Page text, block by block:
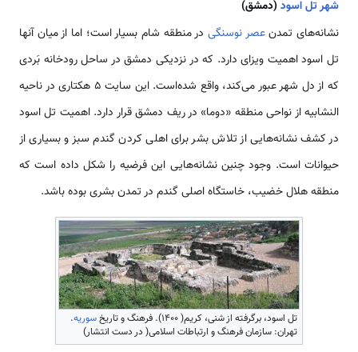
شهر تل اسود(دمشق)
نشانه‌های تمدنعصر نوسنگی در منطقه شام بسیار است؛ اما از میان آنها
تل اسود اهمیت ویز­ای دارد. که در نزدیکی دمشق در ساحل رودخانه بَردی
که از دل شهر عبور می‌کند، واقع شده‌است. این سایت 5 هکتاری در ناحیه
النشابیه از نواحی منطقه «دوما» در ریف دمشق قرار دارد. اهمیت تل اسود
در کشف نشانه‌هایی از تلاش بشر برای اهلی کردن گندم سبز و بسیاری از
حیوانات است. وجود چنین نشانه‌هایی این فرضیه را شکل داده است که
منطقه هلال خضیب، خاستگاه اصلی گندم در تمدن بشری بوده باشد.
تل اسود، برگرفته از شنی، کریم( 1400). فرهنگ و تاریخ سوریه.
تهران: سازمان فرهنگ و ارتباطات اسلامی( در دست انتشار)